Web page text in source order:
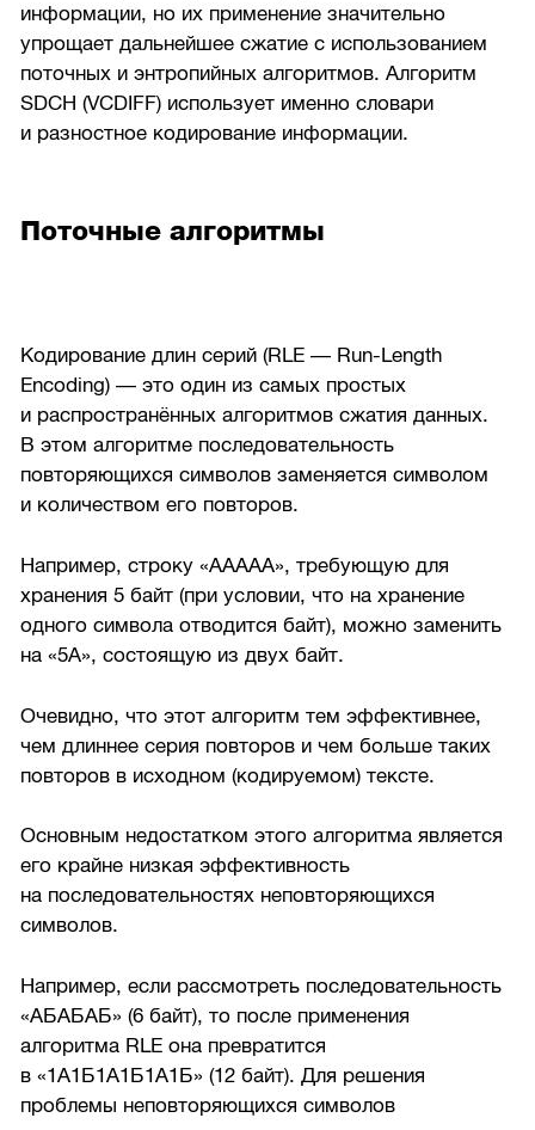
информации, но их применение значительно
упрощает дальнейшее сжатие с использованием
поточных и энтропийных алгоритмов. Алгоритм
SDCH (VCDIFF) использует именно словари
и разностное кодирование информации.
Поточные алгоритмы
Кодирование длин серий (RLE — Run-Length
Encoding) — это один из самых простых
и распространённых алгоритмов сжатия данных.
В этом алгоритме последовательность
повторяющихся символов заменяется символом
и количеством его повторов.
Например, строку «ААААА», требующую для
хранения 5 байт (при условии, что на хранение
одного символа отводится байт), можно заменить
на «5А», состоящую из двух байт.
Очевидно, что этот алгоритм тем эффективнее,
чем длиннее серия повторов и чем больше таких
повторов в исходном (кодируемом) тексте.
Основным недостатком этого алгоритма является
его крайне низкая эффективность
на последовательностях неповторяющихся
символов.
Например, если рассмотреть последовательность
«АБАБАБ» (6 байт), то после применения
алгоритма RLE она превратится
в «1А1Б1А1Б1А1Б» (12 байт). Для решения
проблемы неповторяющихся символов